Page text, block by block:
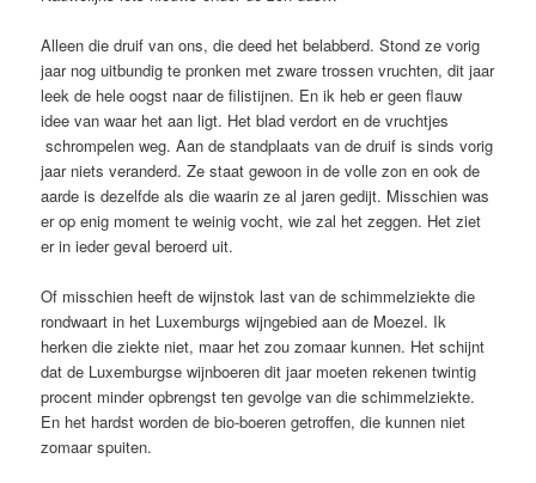
Alleen die druif van ons, die deed het belabberd. Stond ze vorig
jaar nog uitbundig te pronken met zware trossen vruchten, dit jaar
leek de hele oogst naar de filistijnen. En ik heb er geen flauw
idee van waar het aan ligt. Het blad verdort en de vruchtjes
schrompelen weg. Aan de standplaats van de druif is sinds vorig
jaar niets veranderd. Ze staat gewoon in de volle zon en ook de
aarde is dezelfde als die waarin ze al jaren gedijt. Misschien was
er op enig moment te weinig vocht, wie zal het zeggen. Het ziet
er in ieder geval beroerd uit.
Of misschien heeft de wijnstok last van de schimmelziekte die
rondwaart in het Luxemburgs wijngebied aan de Moezel. Ik
herken die ziekte niet, maar het zou zomaar kunnen. Het schijnt
dat de Luxemburgse wijnboeren dit jaar moeten rekenen twintig
procent minder opbrengst ten gevolge van die schimmelziekte.
En het hardst worden de bio-boeren getroffen, die kunnen niet
zomaar spuiten.